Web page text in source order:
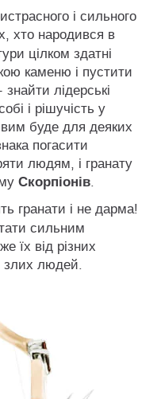
і сильного
хто народився в
цілком здатні
каменю і пустити
лідерські
і рішучість у
буде для деяких
погасити
людям, і гранату
Скорпіонів.
гранати і не дарма!
сильним
їх від різних
злих людей.